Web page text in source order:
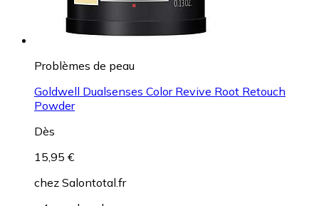
Problèmes de peau
Goldwell Dualsenses Color Revive Root Retouch
Powder
Dès
15,95 €
chez Salontotal.fr